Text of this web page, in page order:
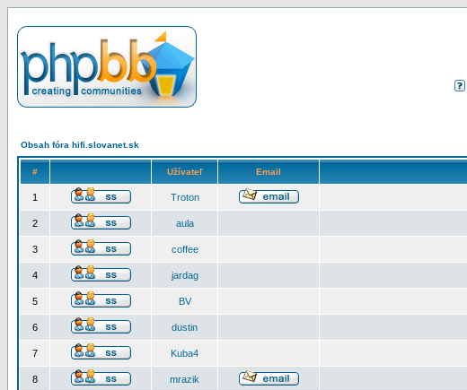
Obsah fóra hifi.slovanet.sk
# Užívateľ Email
1 Troton
2 aula
3 coffee
4 jardag
5 BV
6 dustin
7 Kuba4
8 mrazik